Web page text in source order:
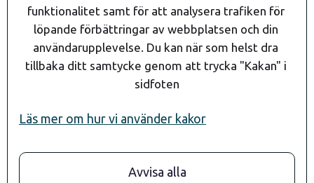
08- 24 90 80
funktionalitet samt för att analysera trafiken för
löpande förbättringar av webbplatsen och din
användarupplevelse. Du kan när som helst dra
tillbaka ditt samtycke genom att trycka "Kakan" i
sidfoten
Läs mer om hur vi använder kakor
Avvisa alla